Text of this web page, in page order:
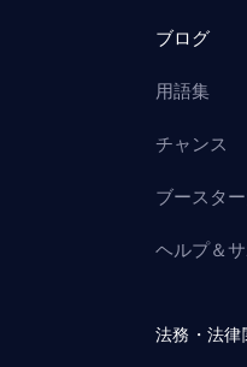
ブログ
用語集
チャンス
ブースタ
ヘルプ＆
法務・法律